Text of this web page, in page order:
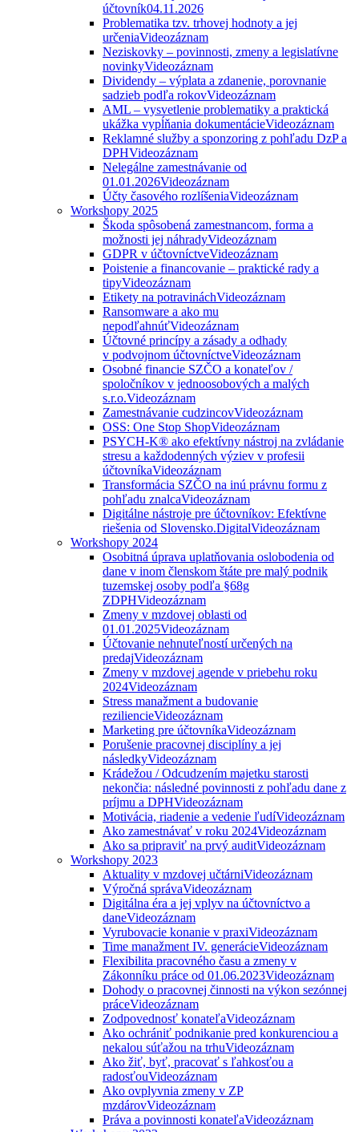
účtovník04.11.2026
Problematika tzv. trhovej hodnoty a jej
určeniaVideozáznam
Neziskovky – povinnosti, zmeny a legislatívne
novinkyVideozáznam
Dividendy – výplata a zdanenie, porovnanie
sadzieb podľa rokovVideozáznam
AML – vysvetlenie problematiky a praktická
ukážka vypĺňania dokumentácieVideozáznam
Reklamné služby a sponzoring z pohľadu DzP a
DPHVideozáznam
Nelegálne zamestnávanie od
01.01.2026Videozáznam
Účty časového rozlíšeniaVideozáznam
Workshopy 2025
Škoda spôsobená zamestnancom, forma a
možnosti jej náhradyVideozáznam
GDPR v účtovníctveVideozáznam
Poistenie a financovanie – praktické rady a
tipyVideozáznam
Etikety na potravináchVideozáznam
Ransomware a ako mu
nepodľahnúťVideozáznam
Účtovné princípy a zásady a odhady
v podvojnom účtovníctveVideozáznam
Osobné financie SZČO a konateľov /
spoločníkov v jednoosobových a malých
s.r.o.Videozáznam
Zamestnávanie cudzincovVideozáznam
OSS: One Stop ShopVideozáznam
PSYCH-K® ako efektívny nástroj na zvládanie
stresu a každodenných výziev v profesii
účtovníkaVideozáznam
Transformácia SZČO na inú právnu formu z
pohľadu znalcaVideozáznam
Digitálne nástroje pre účtovníkov: Efektívne
riešenia od Slovensko.DigitalVideozáznam
Workshopy 2024
Osobitná úprava uplatňovania oslobodenia od
dane v inom členskom štáte pre malý podnik
tuzemskej osoby podľa §68g
ZDPHVideozáznam
Zmeny v mzdovej oblasti od
01.01.2025Videozáznam
Účtovanie nehnuteľností určených na
predajVideozáznam
Zmeny v mzdovej agende v priebehu roku
2024Videozáznam
Stress manažment a budovanie
reziliencieVideozáznam
Marketing pre účtovníkaVideozáznam
Porušenie pracovnej disciplíny a jej
následkyVideozáznam
Krádežou / Odcudzením majetku starosti
nekončia: následné povinnosti z pohľadu dane z
príjmu a DPHVideozáznam
Motivácia, riadenie a vedenie ľudíVideozáznam
Ako zamestnávať v roku 2024Videozáznam
Ako sa pripraviť na prvý auditVideozáznam
Workshopy 2023
Aktuality v mzdovej učtárniVideozáznam
Výročná správaVideozáznam
Digitálna éra a jej vplyv na účtovníctvo a
daneVideozáznam
Vyrubovacie konanie v praxiVideozáznam
Time manažment IV. generácieVideozáznam
Flexibilita pracovného času a zmeny v
Zákonníku práce od 01.06.2023Videozáznam
Dohody o pracovnej činnosti na výkon sezónnej
práceVideozáznam
Zodpovednosť konateľaVideozáznam
Ako ochrániť podnikanie pred konkurenciou a
nekalou súťažou na trhuVideozáznam
Ako žiť, byť, pracovať s ľahkosťou a
radosťouVideozáznam
Ako ovplyvnia zmeny v ZP
mzdárovVideozáznam
Práva a povinnosti konateľaVideozáznam